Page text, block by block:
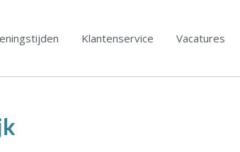
Klantenservice Vacatures